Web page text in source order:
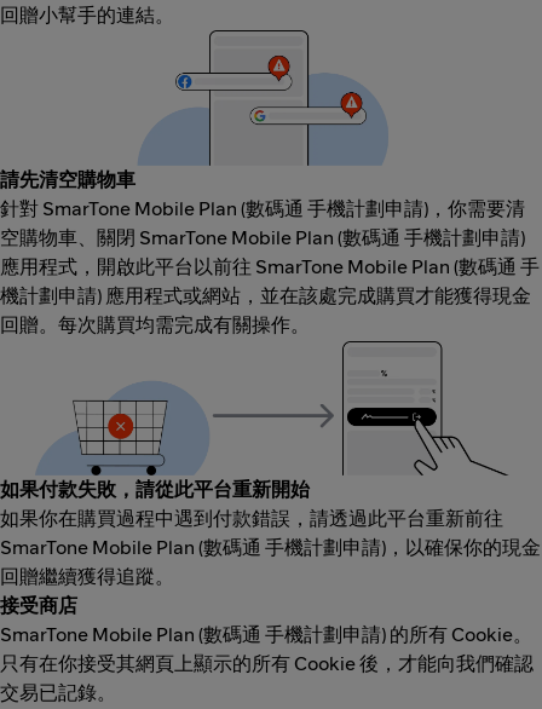
回贈小幫手的連結。
請先清空購物車
針對 SmarTone Mobile Plan (數碼通 手機計劃申請)，你需要清
空購物車、關閉 SmarTone Mobile Plan (數碼通 手機計劃申請)
應用程式，開啟此平台以前往 SmarTone Mobile Plan (數碼通 手
機計劃申請) 應用程式或網站，並在該處完成購買才能獲得現金
回贈。每次購買均需完成有關操作。
如果付款失敗，請從此平台重新開始
如果你在購買過程中遇到付款錯誤，請透過此平台重新前往
SmarTone Mobile Plan (數碼通 手機計劃申請)，以確保你的現金
回贈繼續獲得追蹤。
接受商店
SmarTone Mobile Plan (數碼通 手機計劃申請) 的所有 Cookie。
只有在你接受其網頁上顯示的所有 Cookie 後，才能向我們確認
交易已記錄。